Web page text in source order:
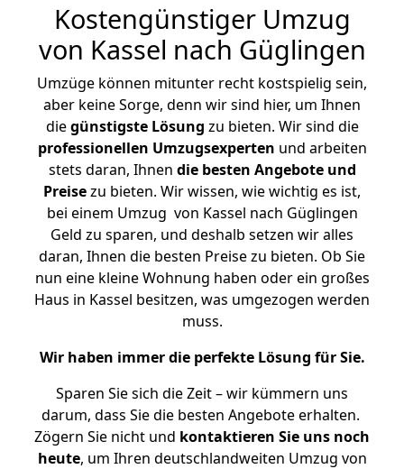
Kostengünstiger Umzug
von Kassel nach Güglingen
Umzüge können mitunter recht kostspielig sein,
aber keine Sorge, denn wir sind hier, um Ihnen
diegünstigste Lösung zu bieten. Wir sind die
professionellen Umzugsexperten und arbeiten
stets daran, Ihnen die besten Angebote und
Preisezu bieten. Wir wissen, wie wichtig es ist,
bei einem Umzug von Kassel nach Güglingen
Geld zu sparen, und deshalb setzen wir alles
daran, Ihnen die besten Preise zu bieten. Ob Sie
nun eine kleine Wohnung haben oder ein großes
Haus in Kassel besitzen, was umgezogen werden
muss.
Wir haben immer die perfekte Lösung für Sie.
Sparen Sie sich die Zeit – wir kümmern uns
darum, dass Sie die besten Angebote erhalten.
Zögern Sie nicht und kontaktieren Sie uns noch
heute, um Ihren deutschlandweiten Umzug von